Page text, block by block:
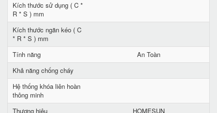
Kích thước sử dụng ( C *
R * S ) mm
Kích thước ngăn kéo ( C
* R * S ) mm
Tính năng
An Toàn
Khả năng chống cháy
Hệ thống khóa liên hoàn
thông minh
Thương hiệu
HOMESUN